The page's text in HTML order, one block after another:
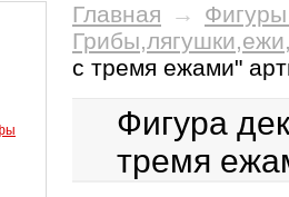
Главная →
с тремя ежами"
Фигура
тремя